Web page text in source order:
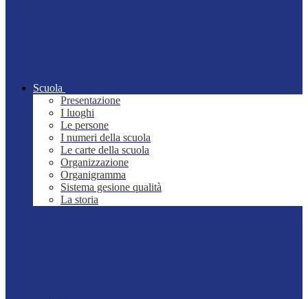
Scuola
Presentazione
I luoghi
Le persone
I numeri della scuola
Le carte della scuola
Organizzazione
Organigramma
Sistema gesione qualità
La storia